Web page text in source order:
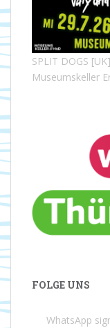
SPLIT DOGS
Museumskeller
FOLGE UNS
WhatsApp